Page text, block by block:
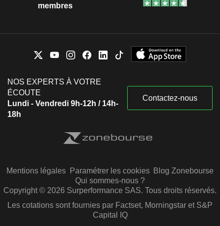
membres
NOS EXPERTS À VOTRE
ÉCOUTE
Lundi - Vendredi 9h-12h / 14h-
18h
Contactez-nous
Mentions légales Paramétrer les cookies Blog Zonebourse
Qui sommes-nous ?
Copyright © 2026 Surperformance SAS. Tous droits réservés.
Les cotations sont fournies par Factset, Morningstar et S&P
Capital IQ